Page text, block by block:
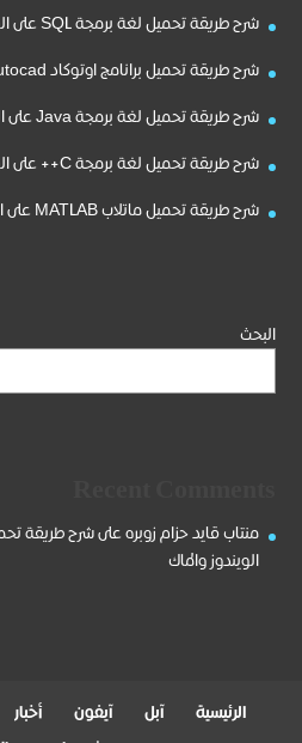
شرح طريقة تحميل لغة برمجة SQL على الويندوز والماك
شرح طريقة تحميل برانامج اوتوكاد Autocad على الويندوز والماك
شرح طريقة تحميل لغة برمجة Java على الويندوز والماك
شرح طريقة تحميل لغة برمجة C++ على الويندوز والماك
شرح طريقة تحميل ماتلاب MATLAB على الويندوز والماك
البحث
منتاب قايد حزام زوبره على
الويندوز والماك
الرئيسية آبل آيفون أخبار